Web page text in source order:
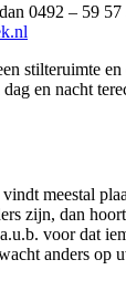
0492 – 59
stilteruimte en
en nacht
meestal
zijn, dan
voor dat
anders op